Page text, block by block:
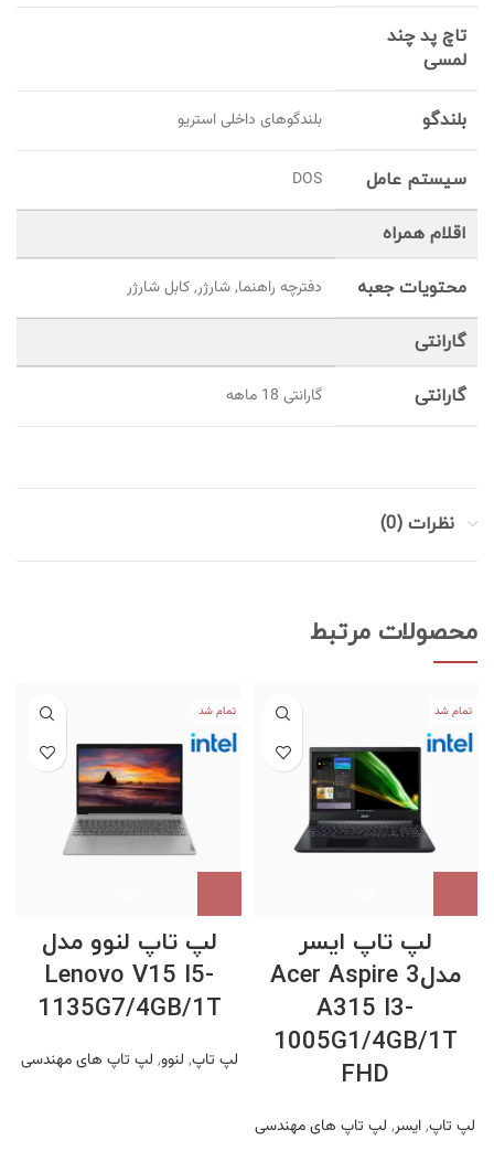
تاچ پد چند
لمسی
بلندگو بلندگوهای داخلی استریو
سیستم عامل DOS
اقلام همراه
محتویات جعبه دفترچه راهنما, شارژر, کابل شارژر
گارانتی
گارانتی گارانتی 18 ماهه
نظرات (0)
محصولات مرتبط
تمام شد
لپ تاپ ایسر
مدلAcer Aspire 3
A315 I3-
1005G1/4GB/1T
FHD
لپ تاپ,ایسر, لپ تاپ های مهندسی
تمام شد
لپ تاپ لنوو مدل
Lenovo V15 I5-
1135G7/4GB/1T
لپ تاپ, لنوو, لپ تاپ های مهندسی